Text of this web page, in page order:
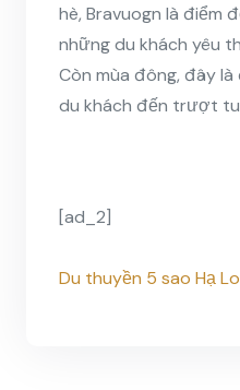
hè, Bravuogn là điểm
những du khách yêu
Còn mùa đông, đây
du khách đến trượt
[ad_2]
Du thuyền 5 sao Hạ